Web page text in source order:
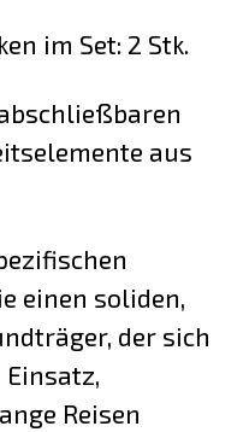
im Set: 2 Stk.
aus
einen soliden,
der sich
Reisen